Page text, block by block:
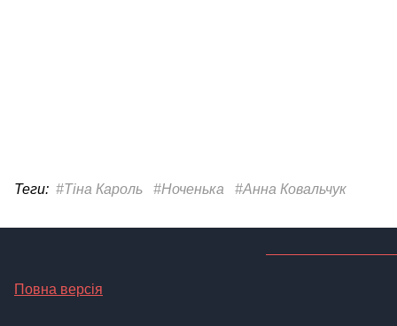
Теги: #Тіна Кароль #Ноченька #Анна Ковальчук
Повна версія